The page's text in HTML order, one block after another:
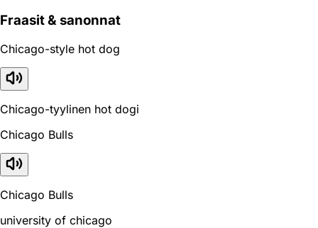
Fraasit & sanonnat
Chicago-style hot dog
Chicago-tyylinen hot dogi
Chicago Bulls
Chicago Bulls
university of chicago